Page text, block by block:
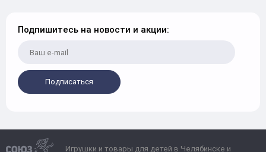
Подпишитесь на новости и акции:
Подписаться
Игрушки и товары для детей в Челябинске и